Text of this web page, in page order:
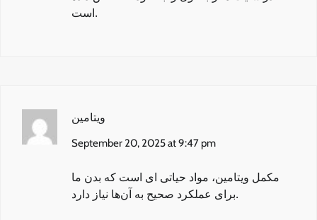
است.
ویتامین
September 20, 2025 at 9:47 pm
مکمل‌ ویتامین، مواد حیاتی‌ ای است که بدن ما
برای عملکرد صحیح به آن‌ها نیاز دارد.